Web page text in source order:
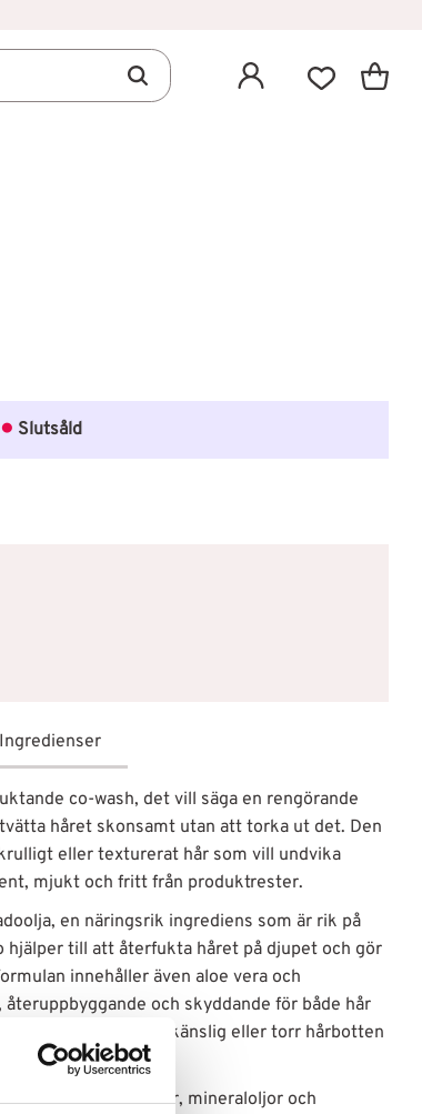
Slutsåld
Ingredienser
co-wash, det vill säga en rengörande
håret skonsamt utan att torka ut det. Den
eller texturerat hår som vill undvika
mjukt och fritt från produktrester.
en näringsrik ingrediens som är rik på
hjälper till att återfukta håret på djupet och gör
innehåller även aloe vera och
och skyddande för både hår
lämplig för dig med känslig eller torr hårbotten
sulfater, silikoner, mineraloljor och